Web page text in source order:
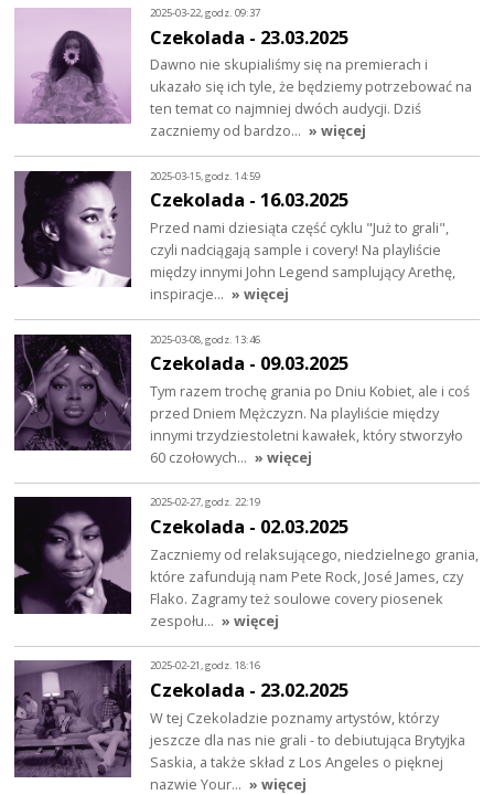
2025-03-22, godz. 09:37
Czekolada - 23.03.2025
Dawno nie skupialiśmy się na premierach i
ukazało się ich tyle, że będziemy potrzebować na
ten temat co najmniej dwóch audycji. Dziś
zaczniemy od bardzo… » więcej
2025-03-15, godz. 14:59
Czekolada - 16.03.2025
Przed nami dziesiąta część cyklu "Już to grali",
czyli nadciągają sample i covery! Na playliście
między innymi John Legend samplujący Arethę,
inspiracje… » więcej
2025-03-08, godz. 13:46
Czekolada - 09.03.2025
Tym razem trochę grania po Dniu Kobiet, ale i coś
przed Dniem Mężczyzn. Na playliście między
innymi trzydziestoletni kawałek, który stworzyło
60 czołowych… » więcej
2025-02-27, godz. 22:19
Czekolada - 02.03.2025
Zaczniemy od relaksującego, niedzielnego grania,
które zafundują nam Pete Rock, José James, czy
Flako. Zagramy też soulowe covery piosenek
zespołu… » więcej
2025-02-21, godz. 18:16
Czekolada - 23.02.2025
W tej Czekoladzie poznamy artystów, którzy
jeszcze dla nas nie grali - to debiutująca Brytyjka
Saskia, a także skład z Los Angeles o pięknej
nazwie Your… » więcej